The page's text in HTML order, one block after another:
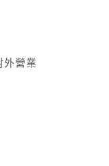
外營業